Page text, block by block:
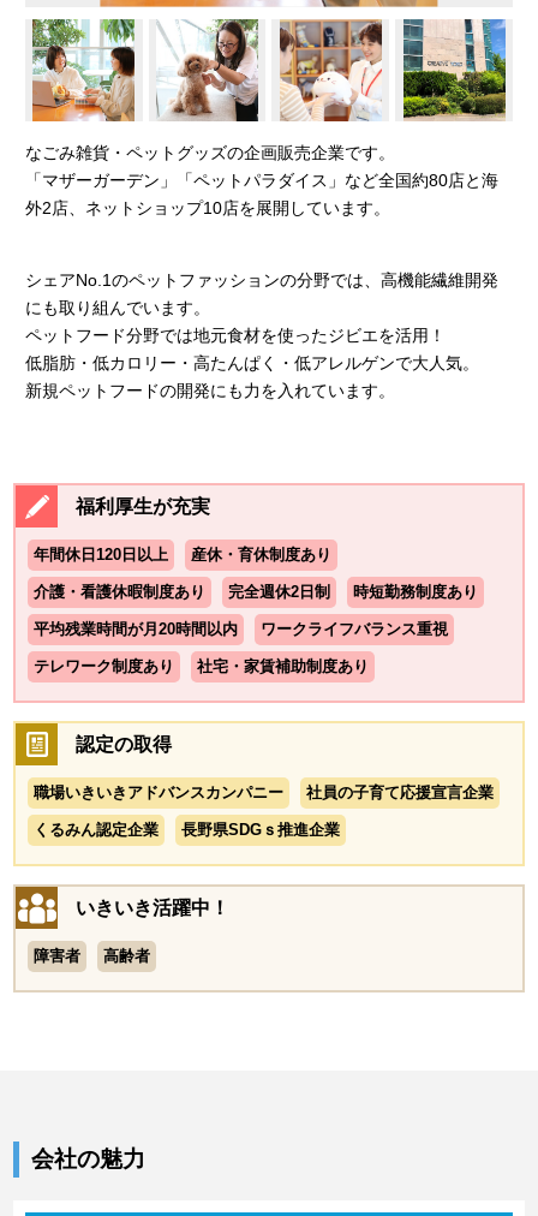
なごみ雑貨・ペットグッズの企画販売企業です。
「マザーガーデン」「ペットパラダイス」など全国約80店と海
外2店、ネットショップ10店を展開しています。
シェアNo.1のペットファッションの分野では、高機能繊維開発
にも取り組んでいます。
ペットフード分野では地元食材を使ったジビエを活用！
低脂肪・低カロリー・高たんぱく・低アレルゲンで大人気。
新規ペットフードの開発にも力を入れています。
福利厚生が充実
年間休日120日以上 産休・育休制度あり
介護・看護休暇制度あり 完全週休2日制 時短勤務制度あり
平均残業時間が月20時間以内 ワークライフバランス重視
テレワーク制度あり 社宅・家賃補助制度あり
認定の取得
職場いきいきアドバンスカンパニー 社員の子育て応援宣言企業
くるみん認定企業 長野県SDGｓ推進企業
いきいき活躍中！
障害者 高齢者
会社の魅力